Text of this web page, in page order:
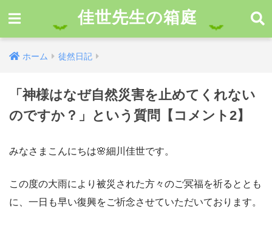
佳世先生の箱庭
ホーム 徒然日記
「神様はなぜ自然災害を止めてくれない
のですか？」という質問【コメント2】
みなさまこんにちは🌸細川佳世です。
この度の大雨により被災された方々のご冥福を祈るととも
に、一日も早い復興をご祈念させていただいております。